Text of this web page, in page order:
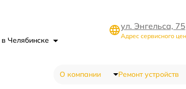
в Челябинске
ул. Энгельса, 75
Адрес сервисного
О компании Ремонт устройств